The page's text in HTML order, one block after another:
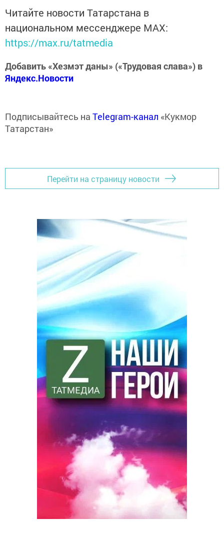
Читайте новости Татарстана в
национальном мессенджере MАХ:
https://max.ru/tatmedia
Добавить «Хезмэт даны» («Трудовая слава») в
Яндекс.Новости
Подписывайтесь на Telegram-канал «Кукмор
Татарстан»
Перейти на страницу новости